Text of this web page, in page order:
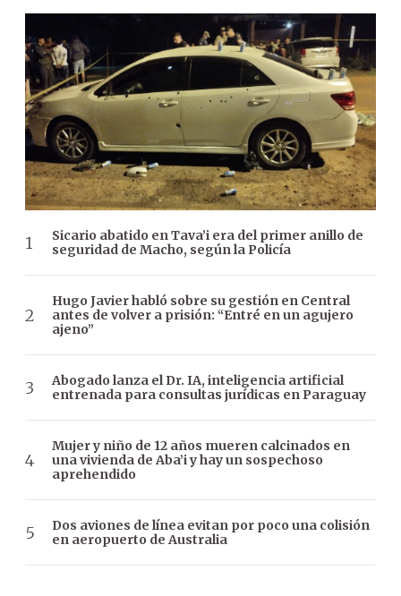
Sicario abatido en Tava’i era del primer anillo de
seguridad de Macho, según la Policía
Hugo Javier habló sobre su gestión en Central
antes de volver a prisión: “Entré en un agujero
ajeno”
Abogado lanza el Dr. IA, inteligencia artificial
entrenada para consultas jurídicas en Paraguay
Mujer y niño de 12 años mueren calcinados en
una vivienda de Aba’i y hay un sospechoso
aprehendido
Dos aviones de línea evitan por poco una colisión
en aeropuerto de Australia